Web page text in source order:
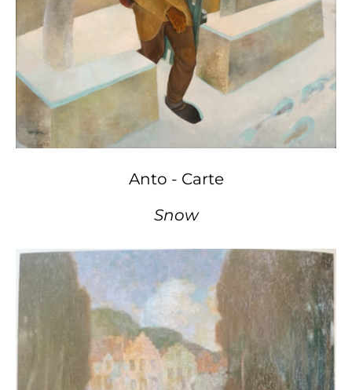
Anto - Carte
Snow